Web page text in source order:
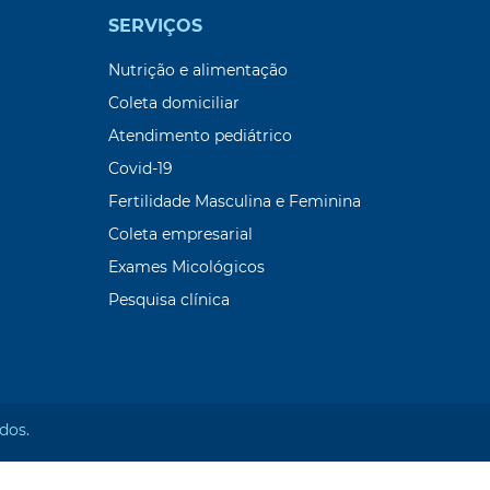
SERVIÇOS
Nutrição e alimentação
Coleta domiciliar
Atendimento pediátrico
Covid-19
Fertilidade Masculina e Feminina
Coleta empresarial
Exames Micológicos
Pesquisa clínica